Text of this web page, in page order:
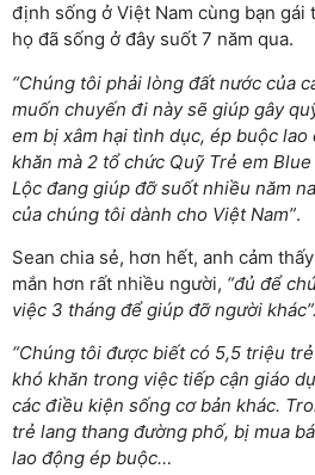
định sống ở Việt Nam cùng bạn gái
họ đã sống ở đây suốt 7 năm qua.
“Chúng tôi phải lòng đất nước của
muốn chuyến đi này sẽ giúp gây
em bị xâm hại tình dục, ép buộc
khăn mà 2 tổ chức Quỹ Trẻ em
Lộc đang giúp đỡ suốt nhiều năm
của chúng tôi dành cho Việt Nam”.
Sean chia sẻ, hơn hết, anh cảm
mắn hơn rất nhiều người, “đủ để
việc 3 tháng để giúp đỡ người khác”.
“Chúng tôi được biết có 5,5 triệu
khó khăn trong việc tiếp cận giáo
các điều kiện sống cơ bản khác.
trẻ lang thang đường phố, bị mua
lao động ép buộc…